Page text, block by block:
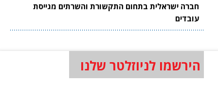
חברה ישראלית בתחום התקשורת והשרתים מגייסת
עובדים
הירשמו לניוזלטר שלנו